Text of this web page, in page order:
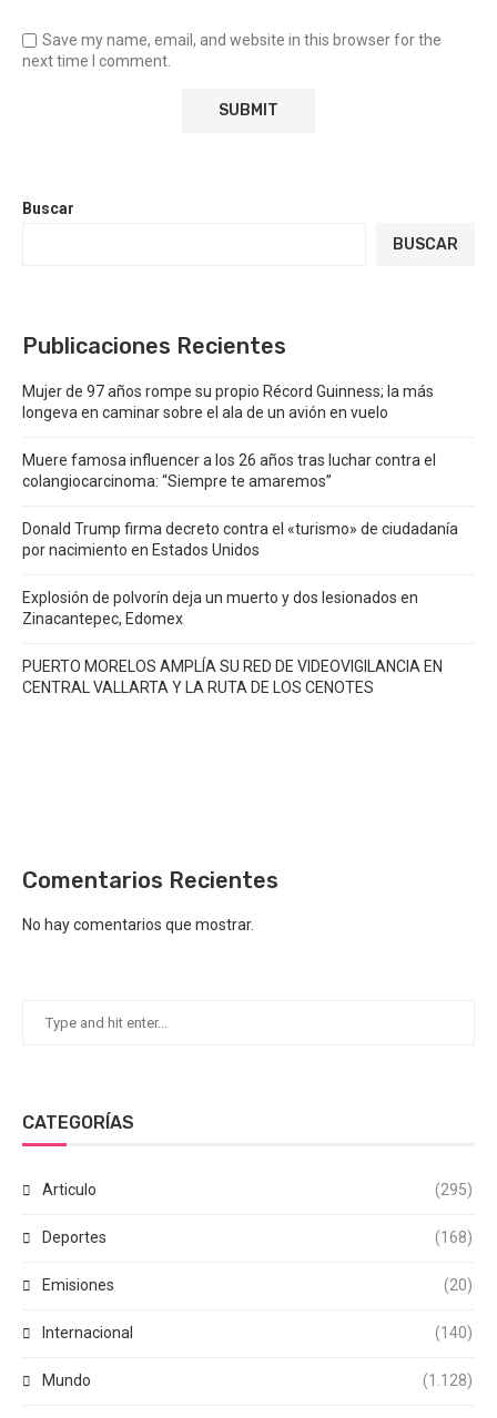
Save my name, email, and website in this browser for the
next time I comment.
Buscar
BUSCAR
Publicaciones Recientes
Mujer de 97 años rompe su propio Récord Guinness; la más
longeva en caminar sobre el ala de un avión en vuelo
Muere famosa influencer a los 26 años tras luchar contra el
colangiocarcinoma: “Siempre te amaremos”
Donald Trump firma decreto contra el «turismo» de ciudadanía
por nacimiento en Estados Unidos
Explosión de polvorín deja un muerto y dos lesionados en
Zinacantepec, Edomex
PUERTO MORELOS AMPLÍA SU RED DE VIDEOVIGILANCIA EN
CENTRAL VALLARTA Y LA RUTA DE LOS CENOTES
Comentarios Recientes
No hay comentarios que mostrar.
CATEGORÍAS
Articulo (295)
Deportes (168)
Emisiones (20)
Internacional (140)
Mundo (1.128)